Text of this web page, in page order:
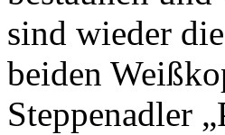
sind wieder
beiden
Steppenadler